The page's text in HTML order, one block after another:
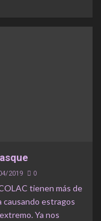
2019 0
tienen más de
causando estragos
Ya nos